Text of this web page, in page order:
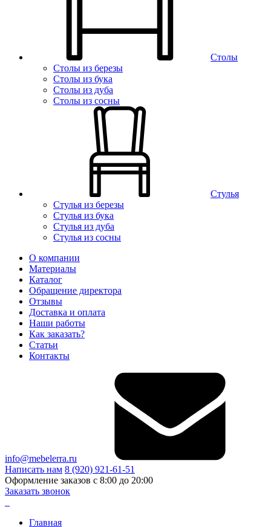
Столы
Столы из березы
Столы из бука
Столы из дуба
Столы из сосны
Стулья
Стулья из березы
Стулья из бука
Стулья из дуба
Стулья из сосны
О компании
Материалы
Каталог
Обращение директора
Отзывы
Доставка и оплата
Наши работы
Как заказать?
Статьи
Контакты
info@mebelerra.ru
Написать нам 8 (920) 921-61-51
Оформление заказов с 8:00 до 20:00
Заказать звонок
Главная